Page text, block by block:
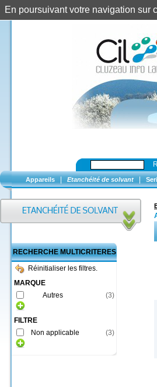
Appareils Etanchéité de solvant
RECHERCHE MULTICRITERES
Réinitialiser les filtres.
MARQUE
Autres
(3)
FILTRE
Non applicable
(3)
En poursuivant votre navigation